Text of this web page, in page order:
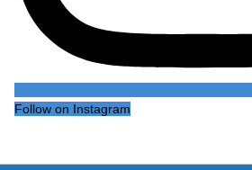
Follow on Instagram